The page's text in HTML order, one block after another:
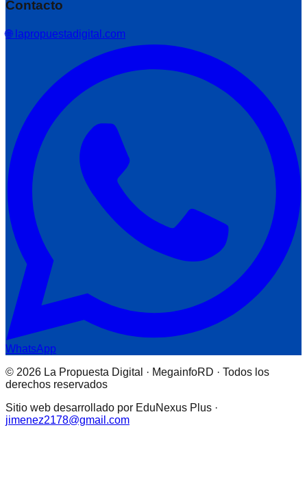
Contacto
🌐 lapropuestadigital.com
WhatsApp
© 2026 La Propuesta Digital · MegainfoRD · Todos los
derechos reservados
Sitio web desarrollado por EduNexus Plus ·
jimenez2178@gmail.com